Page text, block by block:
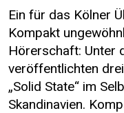
Ein für das Kölner
Kompakt
Hörerschaft: Unter
veröffentlichten
„Solid State“ im
Skandinavien.